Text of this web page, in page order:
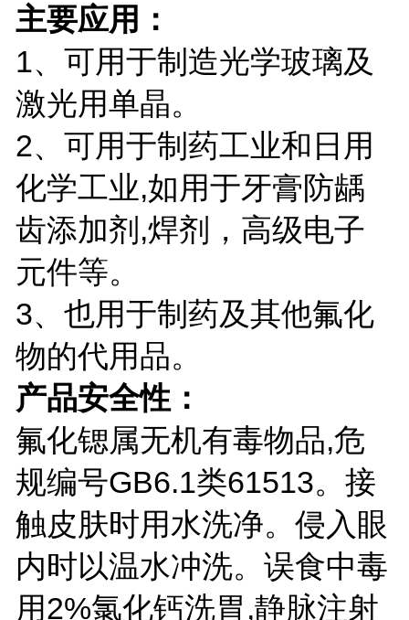
主要应用：
1、可用于制造光学玻璃及
激光用单晶。
2、可用于制药工业和日用
化学工业,如用于牙膏防龋
齿添加剂,焊剂，高级电子
元件等。
3、也用于制药及其他氟化
物的代用品。
产品安全性：
氟化锶属无机有毒物品,危
规编号GB6.1类61513。接
触皮肤时用水洗净。侵入眼
内时以温水冲洗。误食中毒
用2%氯化钙洗胃,静脉注射